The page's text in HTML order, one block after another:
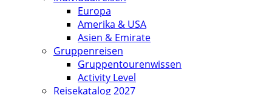
Europa
Amerika & USA
Asien & Emirate
Gruppenreisen
Gruppentourenwissen
Activity Level
Reisekatalog 2027